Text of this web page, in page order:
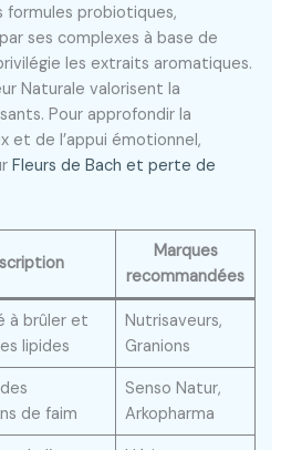
formules probiotiques,
ses complexes à base de
les extraits aromatiques.
Naturale valorisent la
Pour approfondir la
et de l’appui émotionnel,
Fleurs de Bach et perte de
Marques
recommandées
à brûler et
lipides
Nutrisaveurs,
Granions
de faim
Senso Natur,
Arkopharma